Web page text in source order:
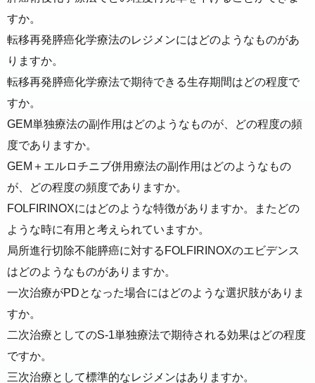
すか。
転移再発膵癌化学療法のレジメンにはどのようなものがあ
りますか。
転移再発膵癌化学療法で期待できる生存期間はどの程度で
すか。
GEM単独療法の副作用はどのようなものが、どの程度の頻
度でありますか。
GEM＋エルロチニブ併用療法の副作用はどのようなもの
が、どの程度の頻度でありますか。
FOLFIRINOXにはどのような特徴がありますか。またどの
ような時に有用と考えられていますか。
局所進行切除不能膵癌に対するFOLFIRINOXのエビデンス
はどのようなものがありますか。
一次治療がPDとなった場合にはどのような選択肢がありま
すか。
二次治療としてのS-1単独療法で期待される効果はどの程度
ですか。
三次治療として標準的なレジメンはありますか。